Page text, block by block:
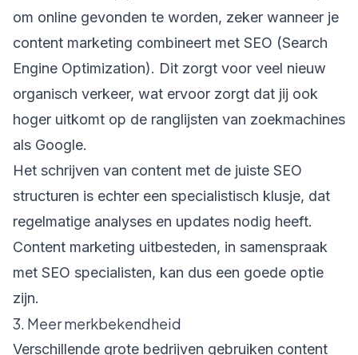
om online gevonden te worden, zeker wanneer je
content marketing combineert met SEO (Search
Engine Optimization). Dit zorgt voor veel nieuw
organisch verkeer, wat ervoor zorgt dat jij ook
hoger uitkomt op de ranglijsten van zoekmachines
als Google.
Het schrijven van content met de juiste SEO
structuren is echter een specialistisch klusje, dat
regelmatige analyses en updates nodig heeft.
Content marketing uitbesteden, in samenspraak
met SEO specialisten, kan dus een goede optie
zijn.
3. Meer merkbekendheid
Verschillende grote bedrijven gebruiken content